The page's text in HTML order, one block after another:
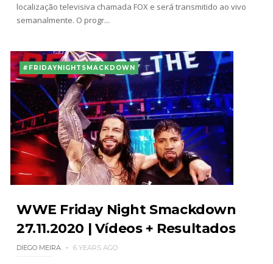
localização televisiva chamada FOX e será transmitido ao vivo
semanalmente. O progr...
#FRIDAYNIGHTSMACKDOWN
WWE Friday Night Smackdown
27.11.2020 | Vídeos + Resultados
DIEGO MEIRA 6 YEARS AGO